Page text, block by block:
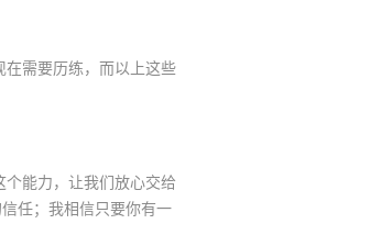
需要历练，而以上这些
能力，让我们放心交给
任；我相信只要你有一